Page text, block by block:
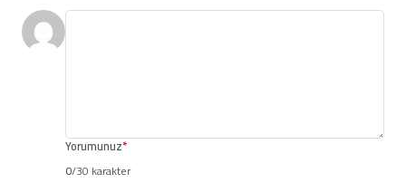
Yorumunuz*
0/30 karakter